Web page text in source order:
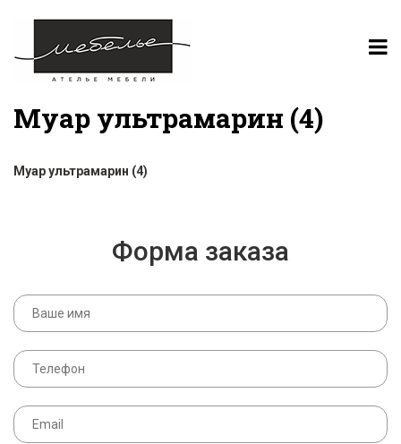
Муар ультрамарин (4)
Муар ультрамарин (4)
Форма заказа